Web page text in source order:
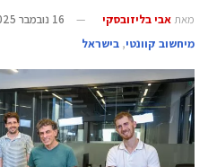
מאת אבי בליזובסקי
16 נובמבר 2025
מיחשוב קוונטי, בישראל